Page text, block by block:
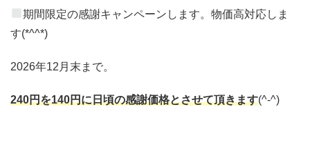
期間限定の感謝キャンペーンします。物価高対応しま
す(*^^*)
2026年12月末まで。
240円を140円に日頃の感謝価格とさせて頂きます(^-^)